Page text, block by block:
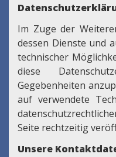
Im Zuge der
dessen Dienste und
technischer
diese
Gegebenheiten
auf verwendete
Seite rechtzeitig
Unsere